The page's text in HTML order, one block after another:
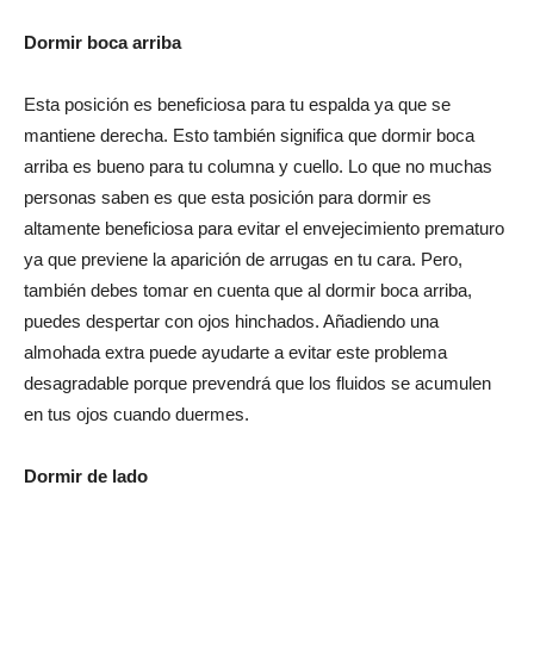
Dormir boca arriba
Esta posición es beneficiosa para tu espalda ya que se
mantiene derecha. Esto también significa que dormir boca
arriba es bueno para tu columna y cuello. Lo que no muchas
personas saben es que esta posición para dormir es
altamente beneficiosa para evitar el envejecimiento prematuro
ya que previene la aparición de arrugas en tu cara. Pero,
también debes tomar en cuenta que al dormir boca arriba,
puedes despertar con ojos hinchados. Añadiendo una
almohada extra puede ayudarte a evitar este problema
desagradable porque prevendrá que los fluidos se acumulen
en tus ojos cuando duermes.
Dormir de lado